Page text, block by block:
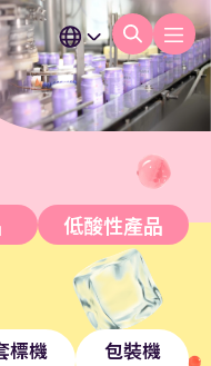
低酸性產品
標機 包裝機